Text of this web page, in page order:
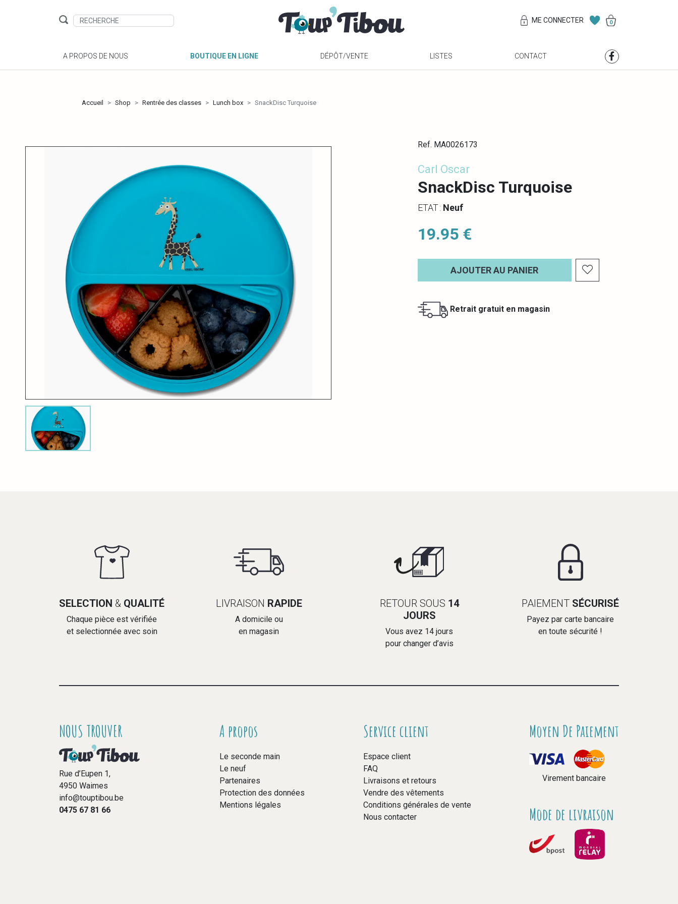
ME CONNECTER 0
A PROPOS DE NOUS BOUTIQUE EN LIGNE DÉPÔT/VENTE LISTES CONTACT
Accueil Shop Rentrée des classes Lunch box SnackDisc Turquoise
Ref. MA0026173
Carl Oscar
SnackDisc Turquoise
ETAT : Neuf
19.95 €
AJOUTER AU PANIER
Retrait gratuit en magasin
SELECTION & QUALITÉ
Chaque pièce est vérifiée
et selectionnée avec soin
LIVRAISON RAPIDE
A domicile ou
en magasin
RETOUR SOUS 14
JOURS
Vous avez 14 jours
pour changer d’avis
PAIEMENT SÉCURISÉ
Payez par carte bancaire
en toute sécurité !
NOUS TROUVER
Rue d’Eupen 1,
4950 Waimes
info@touptibou.be
0475 67 81 66
A propos
Le seconde main
Le neuf
Partenaires
Protection des données
Mentions légales
Service client
Espace client
FAQ
Livraisons et retours
Vendre des vêtements
Conditions générales de vente
Nous contacter
Moyen De Paiement
Virement bancaire
Mode de livraison